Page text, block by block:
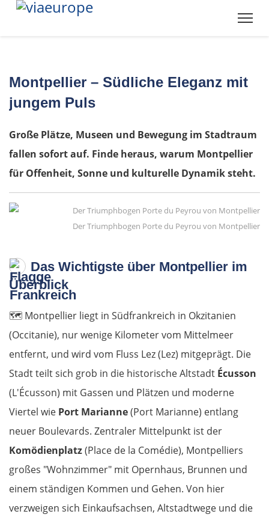
Montpellier – Südliche Eleganz mit
jungem Puls
Große Plätze, Museen und Bewegung im Stadtraum
fallen sofort auf. Finde heraus, warum Montpellier
für Offenheit, Sonne und kulturelle Dynamik steht.
Der Triumphbogen Porte du Peyrou von Montpellier
Das Wichtigste über Montpellier im
Überblick
🗺️ Montpellier liegt in Südfrankreich in Okzitanien
(Occitanie), nur wenige Kilometer vom Mittelmeer
entfernt, und wird vom Fluss Lez (Lez) mitgeprägt. Die
Stadt teilt sich grob in die historische Altstadt Écusson
(L'Écusson) mit Gassen und Plätzen und moderne
Viertel wie Port Marianne(Port Marianne) entlang
neuer Boulevards. Zentraler Mittelpunkt ist der
Komödienplatz(Place de la Comédie), Montpelliers
großes "Wohnzimmer" mit Opernhaus, Brunnen und
einem ständigen Kommen und Gehen. Von hier
verzweigen sich Einkaufsachsen, Altstadtwege und die